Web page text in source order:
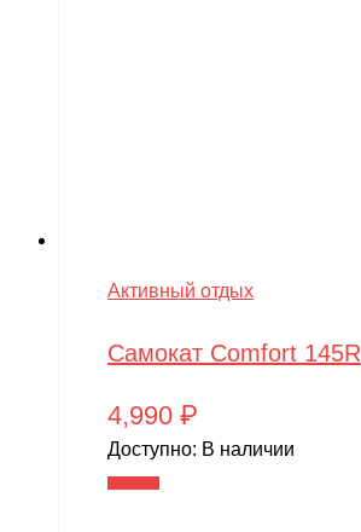
Активный отдых
Самокат Comfort 145R
4,990 ₽
Доступно: В наличии